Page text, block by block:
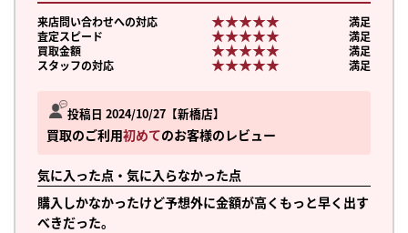
投稿日 2024/10/27 新橋店
買取のご利用初めてのお客様のレビュー
気に入った点・気に入らなかった点
購入しかなかったけど予想外に金額が高くもっと早く出す
べきだった。
来店問い合わせへの対応 ★★★★★
★★★★★
満足
査定スピード
★★★★★
★★★★★
満足
買取金額
★★★★★
★★★★★
満足
スタッフの対応
★★★★★
★★★★★ 満足